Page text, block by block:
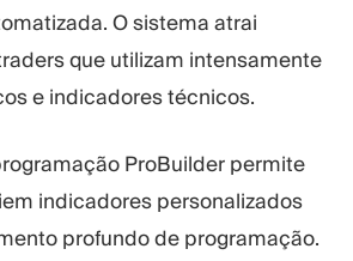
O sistema atrai
que utilizam intensamente
e indicadores técnicos.
ProBuilder permite
indicadores personalizados
profundo de programação.